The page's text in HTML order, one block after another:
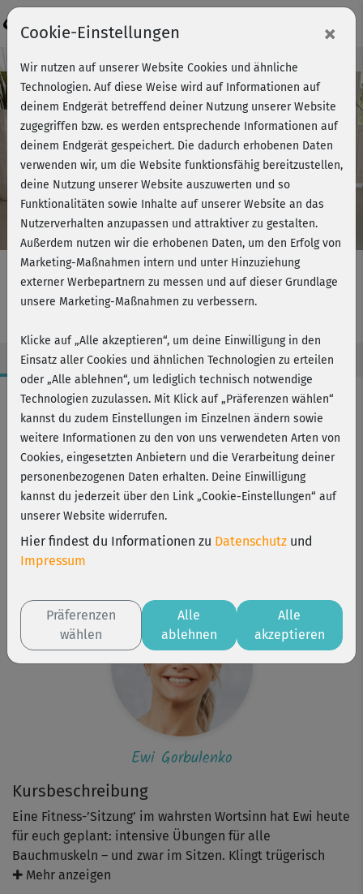
Play
Video
Kursvorschau - Jetzt mitmachen!
Bauch-Challenge – Sitting Abs
Kursbeschreibung
Eine Fitness-’Sitzung’ im wahrsten Wortsinn hat Ewi heute
für euch geplant: intensive Übungen für alle
Bauchmuskeln – und zwar im Sitzen. Klingt trügerisch
gemütlich, hat’s aber – wie sollte es bei Ewi anders sein –
✚ Mehr anzeigen
Workout-Facts
mittelschwer
11 Min
32 kcal
Ewi Gorbulenko
Bauch-Challenge
Ewi Gorbulenko
Cookie-Einstellungen ×
Wir nutzen auf unserer Website Cookies und ähnliche
Technologien. Auf diese Weise wird auf Informationen auf
deinem Endgerät betreffend deiner Nutzung unserer Website
zugegriffen bzw. es werden entsprechende Informationen auf
deinem Endgerät gespeichert. Die dadurch erhobenen Daten
verwenden wir, um die Website funktionsfähig bereitzustellen,
deine Nutzung unserer Website auszuwerten und so
Funktionalitäten sowie Inhalte auf unserer Website an das
Nutzerverhalten anzupassen und attraktiver zu gestalten.
Außerdem nutzen wir die erhobenen Daten, um den Erfolg von
Marketing-Maßnahmen intern und unter Hinzuziehung
externer Werbepartnern zu messen und auf dieser Grundlage
unsere Marketing-Maßnahmen zu verbessern.
Klicke auf „Alle akzeptieren“, um deine Einwilligung in den
Einsatz aller Cookies und ähnlichen Technologien zu erteilen
oder „Alle ablehnen“, um lediglich technisch notwendige
Technologien zuzulassen. Mit Klick auf „Präferenzen wählen“
kannst du zudem Einstellungen im Einzelnen ändern sowie
weitere Informationen zu den von uns verwendeten Arten von
Cookies, eingesetzten Anbietern und die Verarbeitung deiner
personenbezogenen Daten erhalten. Deine Einwilligung
kannst du jederzeit über den Link „Cookie-Einstellungen“ auf
unserer Website widerrufen.
Hier findest du Informationen zu Datenschutz und
Impressum
Präferenzen
wählen
Alle
ablehnen
Alle
akzeptieren